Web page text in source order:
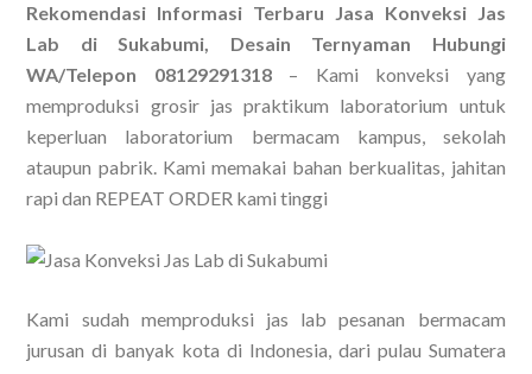
Rekomendasi Informasi Terbaru Jasa Konveksi Jas
Lab di Sukabumi, Desain Ternyaman Hubungi
WA/Telepon 08129291318– Kami konveksi yang
memproduksi grosir jas praktikum laboratorium untuk
keperluan laboratorium bermacam kampus, sekolah
ataupun pabrik. Kami memakai bahan berkualitas, jahitan
rapi dan REPEAT ORDER kami tinggi
Kami sudah memproduksi jas lab pesanan bermacam
jurusan di banyak kota di Indonesia, dari pulau Sumatera